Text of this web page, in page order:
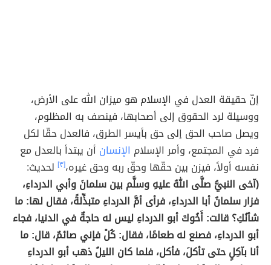
إنّ حقيقة العدل في الإسلام هو ميزان الله على الأرض،
ووسيلة لرد الحقوق إلى أصحابها، فينصف به المظلوم،
ويصل صاحب الحق إلى حق بأيسر الطرق، فالعدل حقّا لكل
فرد في المجتمع، وأمر الإسلام الإنسان أن يبتدأ بالعدل مع
نفسه أولاً، فيزن بين حقّها وحقّ ربه وحق غيره،[٣]
لحديث:
(آخى النبيُّ صلَّى اللهُ عليهِ وسلَّم بين سلمانَ وأبي الدرداءِ،
فزار سلمانُ أبا الدرداءِ، فرأى أمَّ الدرداءِ متبذِّلةً، فقال لها: ما
شأنُكِ؟ قالت: أَخُوكَ أبو الدرداءِ ليس له حاجةٌ في الدنيا، فجاء
أبو الدرداءِ، فصنع له طعامًا، فقال: كُلْ فإني صائمٌ، قال: ما
أنا بآكِلٍ حتى تأكلَ، فأكل، فلما كان الليلُ ذهب أبو الدرداءِ